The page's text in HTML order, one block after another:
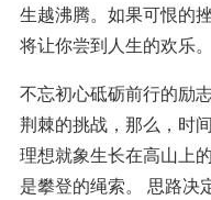
生越沸腾。如果可恨的
将让你尝到人生的欢乐。
不忘初心砥砺前行的励
荆棘的挑战，那么，时
理想就象生长在高山上
是攀登的绳索。 思路决